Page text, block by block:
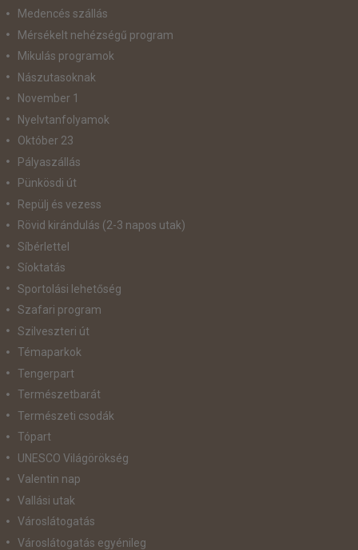
Medencés szállás
Mérsékelt nehézségű program
Mikulás programok
Nászutasoknak
November 1
Nyelvtanfolyamok
Október 23
Pályaszállás
Pünkösdi út
Repülj és vezess
Rövid kirándulás (2-3 napos utak)
Síbérlettel
Síoktatás
Sportolási lehetőség
Szafari program
Szilveszteri út
Témaparkok
Tengerpart
Természetbarát
Természeti csodák
Tópart
UNESCO Világörökség
Valentin nap
Vallási utak
Városlátogatás
Városlátogatás egyénileg